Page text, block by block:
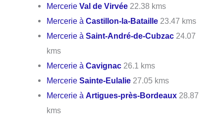
MercerieVal de Virvée 22.38 kms
Mercerie àCastillon-la-Bataille 23.47 kms
Mercerie àSaint-André-de-Cubzac 24.07
kms
Mercerie àCavignac 26.1 kms
MercerieSainte-Eulalie 27.05 kms
Mercerie àArtigues-près-Bordeaux 28.87
kms